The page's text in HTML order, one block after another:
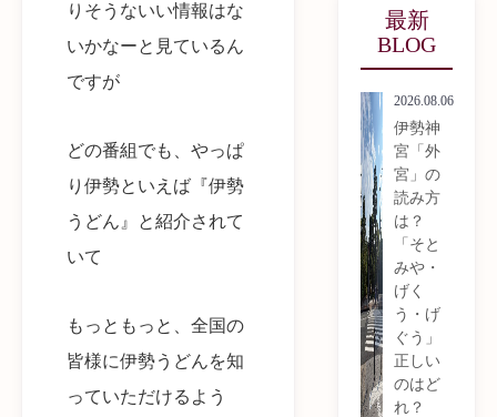
りそうないい情報はな
いかなーと見ているん
ですが
どの番組でも、やっぱ
り伊勢といえば『伊勢
うどん』と紹介されて
いて
もっともっと、全国の
皆様に伊勢うどんを知
っていただけるよう
最新
BLOG
2026.08.06
伊勢神
宮「外
宮」の
読み方
は？
「そと
みや・
げく
う・げ
ぐう」
正しい
のはど
れ？